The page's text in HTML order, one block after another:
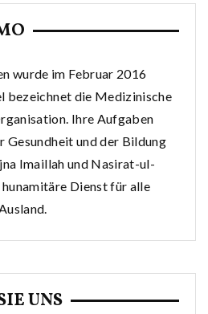
wurde im Februar 2016
bezeichnet die Medizinische
Ihre Aufgaben
Gesundheit und der Bildung
Imaillah und Nasirat-ul-
Dienst für alle
UNS